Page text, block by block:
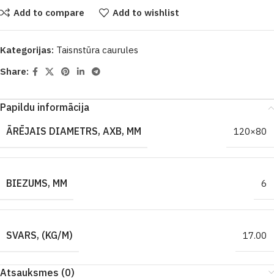
Add to compare Add to wishlist
Kategorijas: Taisnstūra caurules
Share:
Papildu informācija
ĀRĒJAIS DIAMETRS, AXB, MM
120×80
BIEZUMS, MM 6
SVARS, (KG/M) 17.00
Atsauksmes (0)